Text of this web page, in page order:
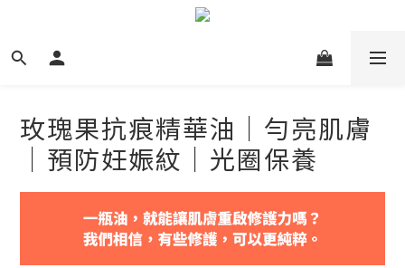
玫瑰果抗痕精華油｜勻亮肌膚
｜預防妊娠紋｜光圈保養